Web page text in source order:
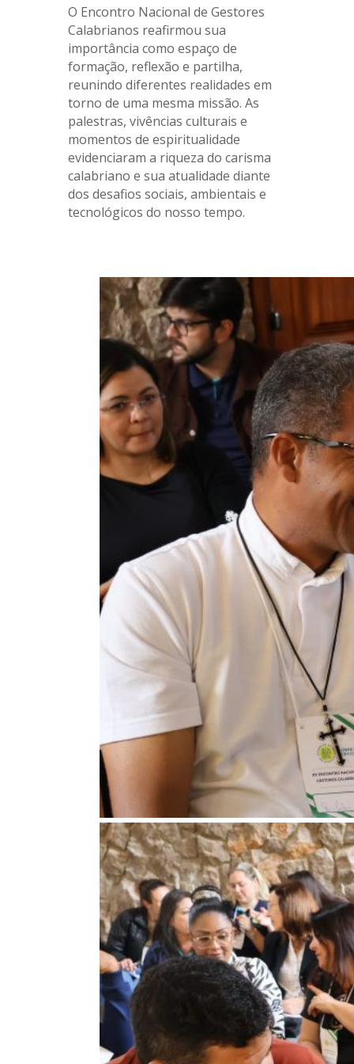
O Encontro Nacional de Gestores
Calabrianos reafirmou sua
importância como espaço de
formação, reflexão e partilha,
reunindo diferentes realidades em
torno de uma mesma missão. As
palestras, vivências culturais e
momentos de espiritualidade
evidenciaram a riqueza do carisma
calabriano e sua atualidade diante
dos desafios sociais, ambientais e
tecnológicos do nosso tempo.